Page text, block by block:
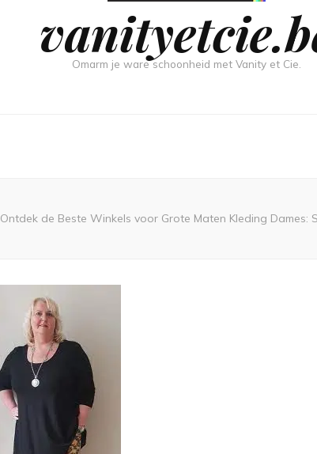
Omarm je ware schoonheid met Vanity et Cie.
Ontdek de Beste Winkels voor Grote Maten Kleding Dames: